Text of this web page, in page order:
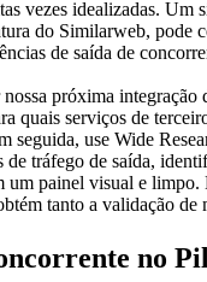
vezes idealizadas.
do Similarweb, pode
próxima
quais serviços de
seguida, use Wide
tráfego de saída,
um painel visual e
tanto a validação
no